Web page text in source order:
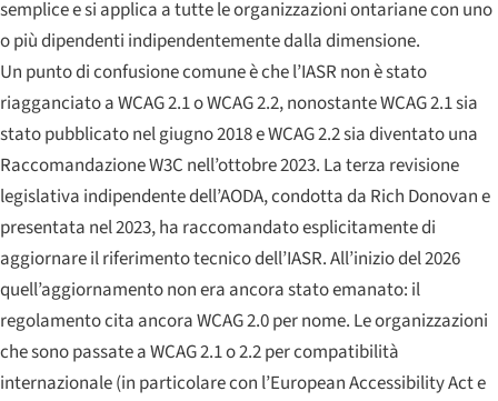
semplice e si applica atuttele organizzazioni ontariane con uno
o più dipendenti indipendentemente dalla dimensione.
Un punto di confusione comune è che l’IASR non è stato
riagganciato a WCAG 2.1 o WCAG 2.2, nonostante WCAG 2.1 sia
stato pubblicato nel giugno 2018 e WCAG 2.2 sia diventato una
Raccomandazione W3C nell’ottobre 2023. La terza revisione
legislativa indipendente dell’AODA, condotta da Rich Donovan e
presentata nel 2023, ha raccomandato esplicitamente di
aggiornare il riferimento tecnico dell’IASR. All’inizio del 2026
quell’aggiornamento non era ancora stato emanato: il
regolamento cita ancora WCAG 2.0 per nome. Le organizzazioni
che sono passate a WCAG 2.1 o 2.2 per compatibilità
internazionale (in particolare con l’European Accessibility Act e